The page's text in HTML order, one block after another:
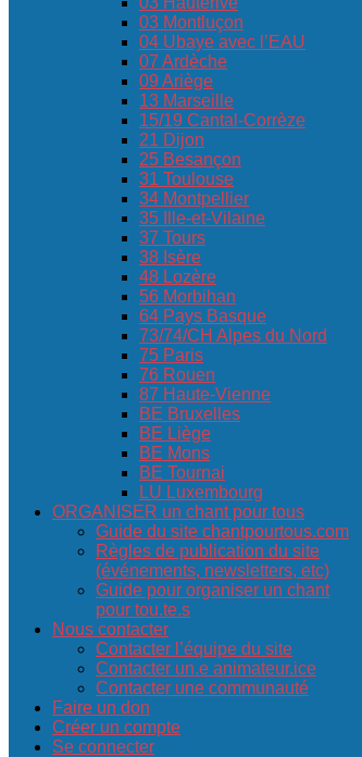
03 Montluçon
04 Ubaye avec l’EAU
07 Ardèche
09 Ariège
13 Marseille
15/19 Cantal-Corrèze
21 Dijon
25 Besançon
31 Toulouse
34 Montpellier
35 Ille-et-Vilaine
37 Tours
38 Isère
48 Lozère
56 Morbihan
64 Pays Basque
73/74/CH Alpes du Nord
75 Paris
76 Rouen
87 Haute-Vienne
BE Bruxelles
BE Liège
BE Mons
BE Tournai
LU Luxembourg
ORGANISER un chant pour tous
Guide du site chantpourtous.com
Règles de publication du site
(événements, newsletters, etc)
Guide pour organiser un chant
pour tou.te.s
Nous contacter
Contacter l’équipe du site
Contacter un.e animateur.ice
Contacter une communauté
Faire un don
Créer un compte
Se connecter